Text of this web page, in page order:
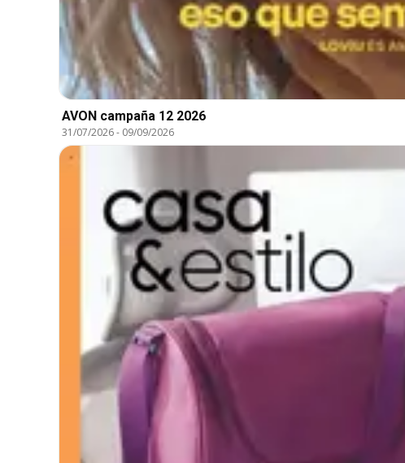
AVON campaña 12 2026
31/07/2026- 09/09/2026